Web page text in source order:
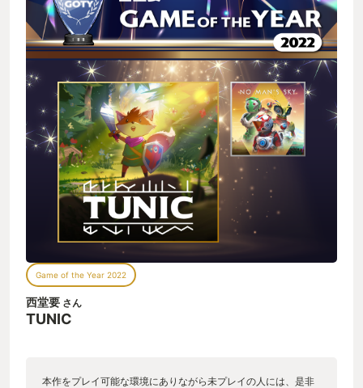
Game of the Year 2022
西堂要 さん
TUNIC
本作をプレイ可能な環境にありながら未プレイの人には、是非